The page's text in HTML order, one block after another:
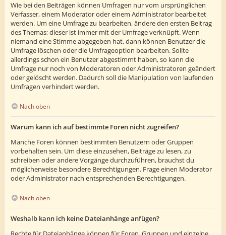
Wie bei den Beiträgen können Umfragen nur vom ursprünglichen
Verfasser, einem Moderator oder einem Administrator bearbeitet
werden. Um eine Umfrage zu bearbeiten, ändere den ersten Beitrag
des Themas; dieser ist immer mit der Umfrage verknüpft. Wenn
niemand eine Stimme abgegeben hat, dann können Benutzer die
Umfrage löschen oder die Umfrageoption bearbeiten. Sollte
allerdings schon ein Benutzer abgestimmt haben, so kann die
Umfrage nur noch von Moderatoren oder Administratoren geändert
oder gelöscht werden. Dadurch soll die Manipulation von laufenden
Umfragen verhindert werden.
Nach oben
Warum kann ich auf bestimmte Foren nicht zugreifen?
Manche Foren können bestimmten Benutzern oder Gruppen
vorbehalten sein. Um diese einzusehen, Beiträge zu lesen, zu
schreiben oder andere Vorgänge durchzuführen, brauchst du
möglicherweise besondere Berechtigungen. Frage einen Moderator
oder Administrator nach entsprechenden Berechtigungen.
Nach oben
Weshalb kann ich keine Dateianhänge anfügen?